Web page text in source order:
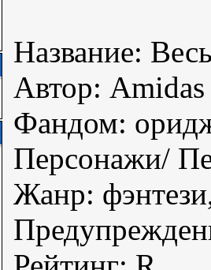
Название:
Автор: Amidas
Фандом:
Персонажи/
Жанр: